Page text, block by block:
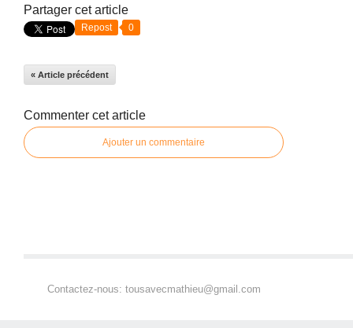
Partager cet article
Repost 0
« Article précédent
Commenter cet article
Ajouter un commentaire
Contactez-nous: tousavecmathieu@gmail.com